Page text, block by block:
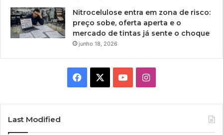
Nitrocelulose entra em zona de risco:
preço sobe, oferta aperta e o
mercado de tintas já sente o choque
junho 18, 2026
Facebook YouTubeInstagram
Last Modified